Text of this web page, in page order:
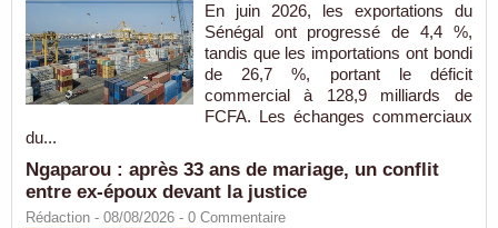
En juin 2026, les exportations du
Sénégal ont progressé de 4,4 %,
tandis que les importations ont bondi
de 26,7 %, portant le déficit
commercial à 128,9 milliards de
FCFA. Les échanges commerciaux
du...
Ngaparou : après 33 ans de mariage, un conflit
entre ex-époux devant la justice
Rédaction - 08/08/2026 - 0 Commentaire